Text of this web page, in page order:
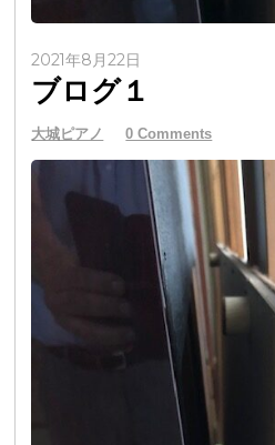
2021年8月22日
ブログ１
大城ピアノ 0 Comments